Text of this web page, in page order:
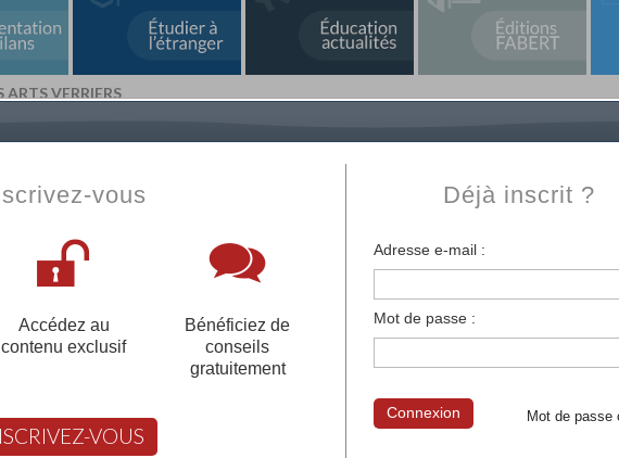
ARTS VERRIERS
Fabert.com
votre établissement privé, du primaire au supérieur, mais aussi des
scolaire et des cours à distance. Ce moteur regroupe toutes les
françaises et tous les établissements français à l'étranger.
votre compte pour être accompagné gratuitement dans votre recherche
VERRIERS
vous
Accédez au
contenu exclusif
Bénéficiez de
conseils
gratuitement
VOUS
Déjà inscrit ?
Adresse e-mail :
Mot de passe :
Mot de passe
Connexion